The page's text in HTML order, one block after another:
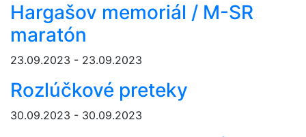
Hargašov memoriál / M-SR
maratón
23.09.2023 - 23.09.2023
Rozlúčkové preteky
30.09.2023 - 30.09.2023